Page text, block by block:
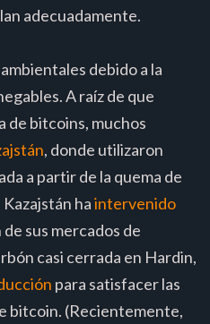
adecuadamente.
debido a la
A raíz de que
de bitcoins, muchos
, donde utilizaron
a partir de la quema de
haintervenido
sus mercados de
casi cerrada en Hardin,
para satisfacer las
bitcoin. (Recientemente,